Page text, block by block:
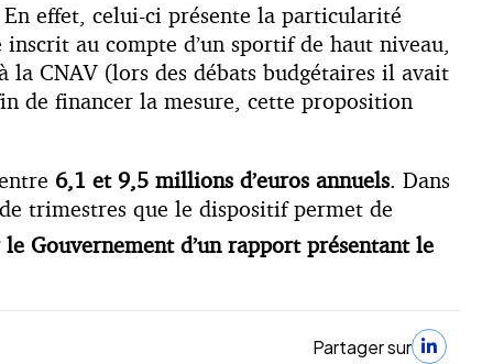
effet, celui-ci présente la particularité
au compte d’un sportif de haut niveau,
CNAV (lors des débats budgétaires il avait
de financer la mesure, cette proposition
6,1 et 9,5 millions d’euros annuels. Dans
trimestres que le dispositif permet de
Gouvernement d’un rapport présentant le
Partager sur